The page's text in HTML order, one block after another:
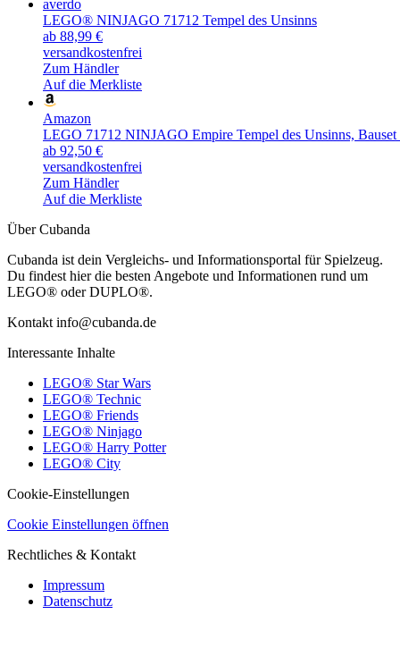
averdo
LEGO® NINJAGO 71712 Tempel des Unsinns
ab 88,99 €
versandkostenfrei
Zum Händler
Auf die Merkliste
Amazon
LEGO 71712 NINJAGO Empire Tempel des Unsinns,
ab 92,50 €
versandkostenfrei
Zum Händler
Auf die Merkliste
Über Cubanda
Cubanda ist dein Vergleichs- und Informationsportal für Spielzeug.
Du findest hier die besten Angebote und Informationen rund um
LEGO® oder DUPLO®.
Kontakt info@cubanda.de
Interessante Inhalte
LEGO® Star Wars
LEGO® Technic
LEGO® Friends
LEGO® Ninjago
LEGO® Harry Potter
LEGO® City
Cookie-Einstellungen
Cookie Einstellungen öffnen
Rechtliches & Kontakt
Impressum
Datenschutz